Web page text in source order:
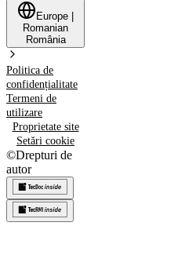
Europe
Romanian
România
Politica de
confidențialitate
Termeni de
utilizare
Proprietate site
Setări cookie
©Drepturi de
autor